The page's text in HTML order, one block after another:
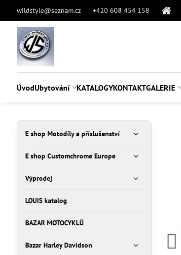
wildstyle@seznam.cz +420 608 454 158
ÚvodUbytování KATALOGYKONTAKTGALERIE
E shop Motodíly a příslušenství
E shop Customchrome Europe
Výprodej
LOUIS katalog
BAZAR MOTOCYKLŮ
Bazar Harley Davidson